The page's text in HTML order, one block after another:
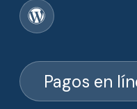
Pagos en